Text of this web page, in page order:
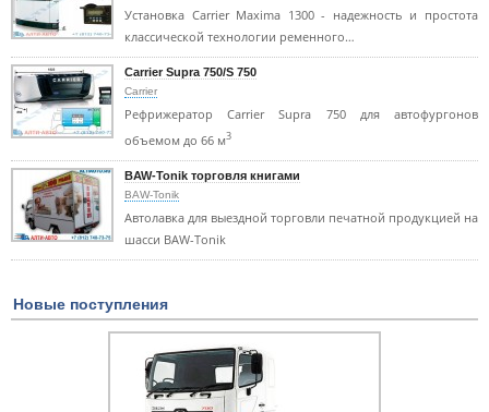
Установка Carrier Maxima 1300 - надежность и простота
классической технологии ременного…
Carrier Supra 750/S 750
Carrier
Рефрижератор Carrier Supra 750 для автофургонов
объемом до 66 м3
BAW-Tonik торговля книгами
BAW-Tonik
Автолавка для выездной торговли печатной продукцией на
шасси BAW-Tonik
Новые поступления